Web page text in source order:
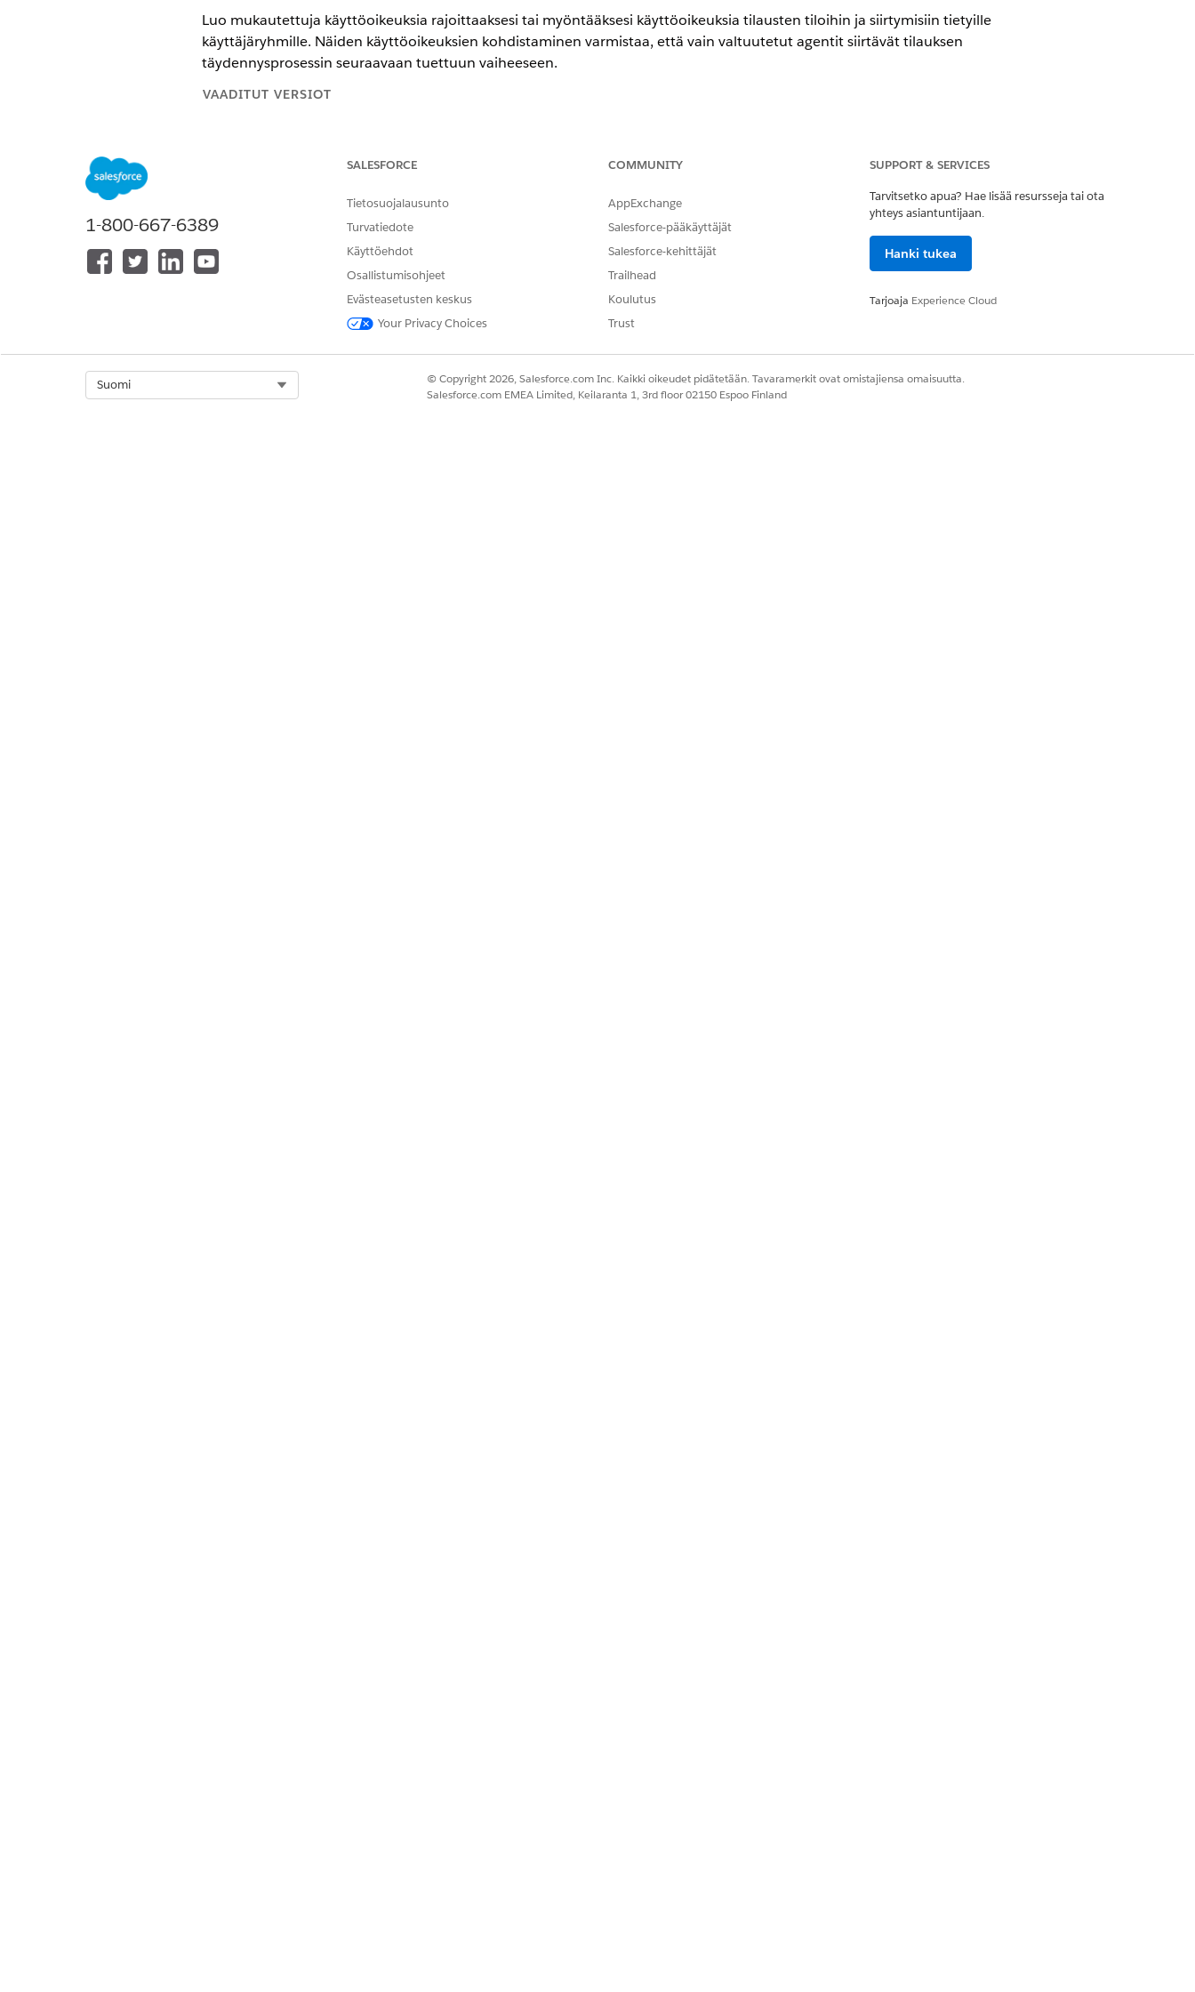
Luo mukautettuja käyttöoikeuksia rajoittaaksesi tai myöntääksesi käyttöoikeuksia tilausten tiloihin ja siirtymisiin tietyille
käyttäjäryhmille. Näiden käyttöoikeuksien kohdistaminen varmistaa, että vain valtuutetut agentit siirtävät tilauksen
täydennysprosessin seuraavaan tuettuun vaiheeseen.
VAADITUT VERSIOT
Revenue Management Unlimited- jaDeveloper (aiemmalta Revenue Cloudilta),
Lisää Mukautettu käyttöoikeus -kenttä objektin tilan arvon ja objektin tilan siirtymisen sivuasetteluihin. Lisätietojaon kohdassa
Luo mukautettuja käyttöoikeuksia. Lisätietoja on kohdassa
Mukautetut käyttöoikeudet
Muokkaa objektien tila-arvoja tai objektien tilojen muutostietueita ja valitse mukautettu käyttöoikeus Mukautettu käyttöoikeus -
kentästä. Lisätietoja on kohdissaObjektin tilojen arvojen luominenjaobjektin tilojen muutosten luominen
Kohdista käyttäjille mukautettuja käyttöoikeuksia. Lisätietoja on kohdassa
käyttöoikeusjoukoissa.
1-800-667-6389
SALESFORCE
Tietosuojalausunto
Turvatiedote
Käyttöehdot
Osallistumisohjeet
Evästeasetusten keskus
Your Privacy Choices
COMMUNITY
AppExchange
Salesforce-pääkäyttäjät
Salesforce-kehittäjät
Trailhead
Koulutus
Trust
SUPPORT & SERVICES
Tarvitsetko apua? Hae lisää resursseja tai ota
yhteys asiantuntijaan.
Hanki tukea
Tarjoaja Experience Cloud
Suomi
© Copyright 2026, Salesforce.com Inc. Kaikki oikeudet pidätetään. Tavaramerkit ovat omistajiensa omaisuutta.
Salesforce.com EMEA Limited, Keilaranta 1, 3rd floor 02150 Espoo Finland